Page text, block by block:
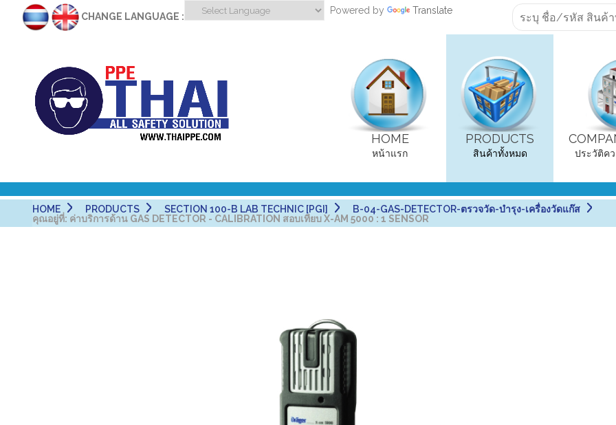
CHANGE LANGUAGE :
Powered by Translate
HOME
หน้าแรก
PRODUCTS
สินค้าทั้งหมด ประวัติค
HOME PRODUCTS SECTION 100-B LAB TECHNIC [PGI]
B-04-GAS-DETECTOR-ตรวจวัด-บำรุง-เครื่องวัดแก๊ส
คุณอยู่ที่: ค่าบริการด้าน GAS DETECTOR - CALIBRATION สอบเทียบ X-AM 5000 : 1 SENSOR